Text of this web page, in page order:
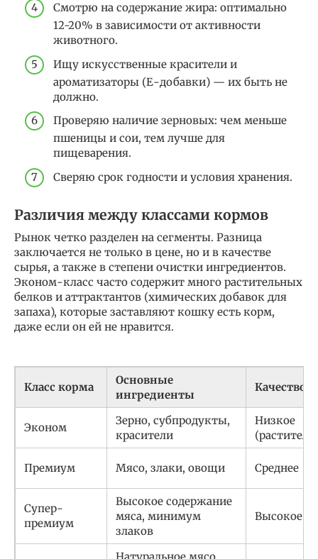
Смотрю на содержание жира: оптимально
12-20% в зависимости от активности
животного.
Ищу искусственные красители и
ароматизаторы (Е-добавки) — их быть не
должно.
Проверяю наличие зерновых: чем меньше
пшеницы и сои, тем лучше для
пищеварения.
Сверяю срок годности и условия хранения.
Различия между классами кормов
Рынок четко разделен на сегменты. Разница
заключается не только в цене, но и в качестве
сырья, а также в степени очистки ингредиентов.
Эконом-класс часто содержит много растительных
белков и аттрактантов (химических добавок для
запаха), которые заставляют кошку есть корм,
даже если он ей не нравится.
Класс корма
Основные
ингредиенты
Качество
Эконом
Зерно, субпродукты,
красители
Низкое
Премиум Мясо, злаки, овощи Среднее
Супер-
премиум
Высокое содержание
мяса, минимум
злаков
Высокое